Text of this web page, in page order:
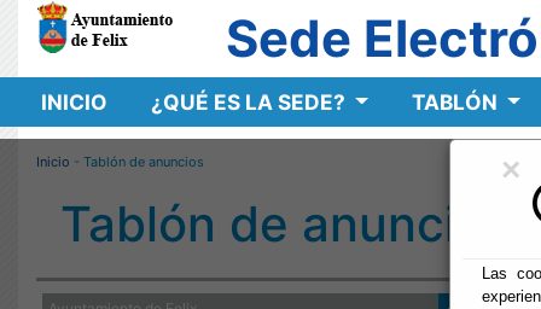
×
Las
Sede
INICIO ¿QUÉ ES LA SEDE? TABLÓN
Inicio - Tablón de anuncios
Tablón de anuncios